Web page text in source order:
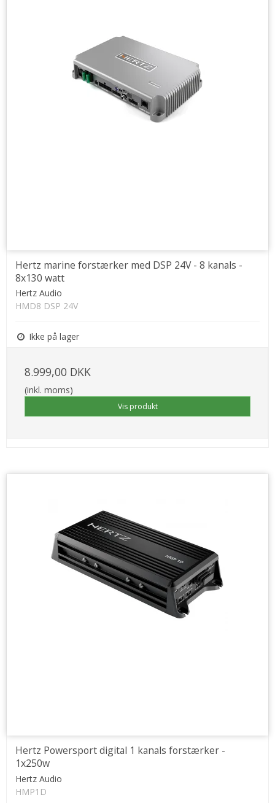
Hertz marine forstærker med DSP 24V - 8 kanals -
8x130 watt
Hertz Audio
HMD8 DSP 24V
Ikke på lager
8.999,00 DKK
(inkl. moms)
Vis produkt
Hertz Powersport digital 1 kanals forstærker -
1x250w
Hertz Audio
HMP1D